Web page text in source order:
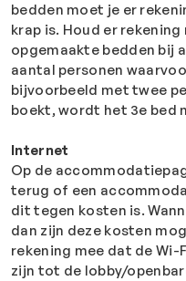
bedden moet je er
krap is. Houd er
opgemaakte bedden bij
aantal personen
bijvoorbeeld met twee
boekt, wordt het 3e bed
Internet
Op de
terug of een
dit tegen kosten is.
dan zijn deze kosten
rekening mee dat de
zijn tot de lobby/